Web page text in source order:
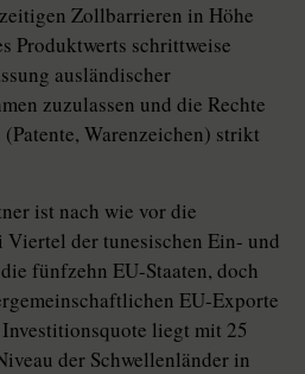
Zollbarrieren in Höhe
Produktwerts schrittweise
ausländischer
zuzulassen und die Rechte
Warenzeichen) strikt
ist nach wie vor die
der tunesischen Ein- und
fünfzehn EU-Staaten, doch
EU-Exporte
liegt mit 25
der Schwellenländer in